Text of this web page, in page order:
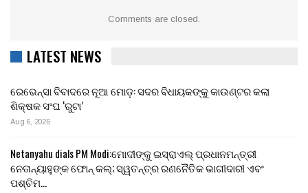
Comments are closed.
LATEST NEWS
ରେଭେନ୍ସା ବିବାଦରେ ନୂଆ ମୋଡ଼: ସଦର ବିଧାୟକଙ୍କୁ କାଉଣ୍ଟର କଲା
ଶିକ୍ଷକ ସଂଘ ‘ରୁଟା’
Aug 6, 2026
Netanyahu dials PM Modi:ମୋଦୀଙ୍କୁ ଇସ୍ରାଏଲ୍ ପ୍ରଧାନମନ୍ତ୍ରୀ
ନେତାନ୍ୟାହୁଙ୍କ ଫୋନ୍ କଲ୍; ସ୍ୱତନ୍ତ୍ର ରଣନୈତିକ ଭାଗୀଦାରୀ ଏବଂ
ପଶ୍ଚିମ…